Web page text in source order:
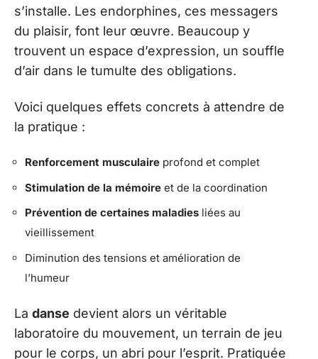
s’installe. Les endorphines, ces messagers
du plaisir, font leur œuvre. Beaucoup y
trouvent un espace d’expression, un souffle
d’air dans le tumulte des obligations.
Voici quelques effets concrets à attendre de
la pratique :
Renforcement musculaire profond et complet
Stimulation de la mémoire et de la coordination
Prévention de certaines maladies liées au
vieillissement
Diminution des tensions et amélioration de
l’humeur
La danse devient alors un véritable
laboratoire du mouvement, un terrain de jeu
pour le corps, un abri pour l’esprit. Pratiquée